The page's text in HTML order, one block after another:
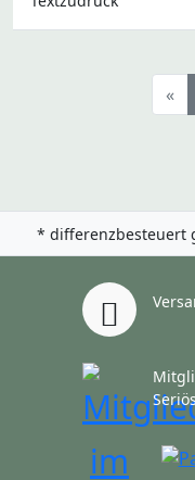
«
* differenzbesteuert